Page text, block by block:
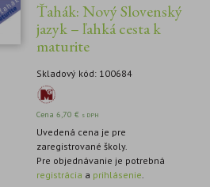
Ťahák: Nový Slovenský
jazyk – ľahká cesta k
maturite
Skladový kód: 100684
Cena6,70€ s DPH
Uvedená cena je pre
zaregistrované školy.
Pre objednávanie je potrebná
registrácia a prihlásenie